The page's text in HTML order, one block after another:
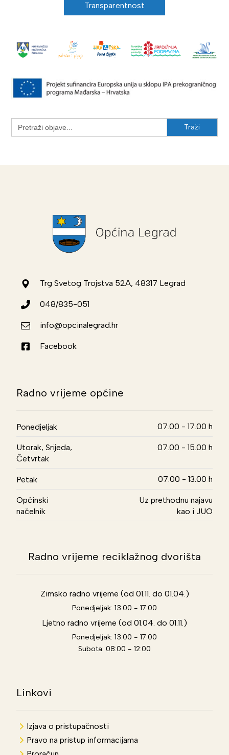
Transparentnost
Search
for:
Trg Svetog Trojstva 52A, 48317 Legrad
048/835-051
info@opcinalegrad.hr
Facebook
Radno vrijeme općine
Ponedjeljak 07.00 - 17.00 h
Utorak, Srijeda,
Četvrtak
07.00 - 15.00 h
Petak 07.00 - 13.00 h
Općinski
načelnik
Uz prethodnu najavu
kao i JUO
Radno vrijeme reciklažnog dvorišta
Zimsko radno vrijeme (od 01.11. do 01.04.)
Ponedjeljak: 13:00 - 17:00
Ljetno radno vrijeme (od 01.04. do 01.11.)
Ponedjeljak: 13:00 - 17:00
Subota: 08:00 - 12:00
Linkovi
Izjava o pristupačnosti
Pravo na pristup informacijama